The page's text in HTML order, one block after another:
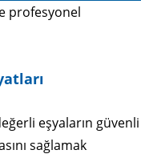
profesyonel
eşyaların güvenli
sağlamak